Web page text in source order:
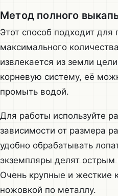
Метод полного
Этот способ подходит для
максимального
извлекается из земли
корневую систему, её
промыть водой.
Для работы используйте
зависимости от размера
удобно обрабатывать
экземпляры делят
Очень крупные и жесткие
ножовкой по металлу.